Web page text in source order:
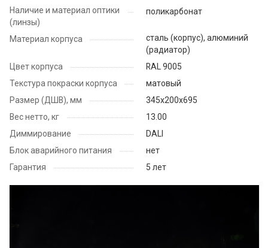
Наличие и материал оптики
(линзы)
поликарбонат
Материал корпуса
сталь (корпус), алюминий
(радиатор)
Цвет корпуса
RAL 9005
Текстура покраски корпуса
матовый
Размер (ДШВ), мм
345х200х695
Вес нетто, кг
13.00
Диммирование
DALI
Блок аварийного питания
нет
Гарантия
5 лет